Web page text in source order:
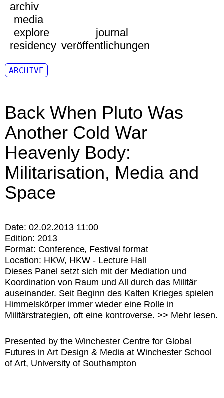
archiv
media
explore
journal
residency veröffentlichungen
ARCHIVE
Back When Pluto Was
Another Cold War
Heavenly Body:
Militarisation, Media and
Space
Date: 02.02.2013 11:00
Edition: 2013
Format: Conference Festival format
Location: HKW HKW - Lecture Hall
Dieses Panel setzt sich mit der Mediation und
Koordination von Raum und All durch das Militär
auseinander. Seit Beginn des Kalten Krieges spielen
Himmelskörper immer wieder eine Rolle in
Militärstrategien, oft eine kontroverse. >> Mehr lesen.
Presented by the Winchester Centre for Global
Futures in Art Design & Media at Winchester School
of Art, University of Southampton